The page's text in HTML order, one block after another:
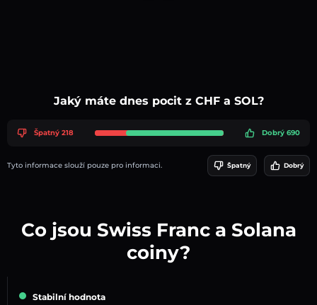
Jaký máte dnes pocit z CHF a SOL?
Špatný 218 Dobrý 690
Tyto informace slouží pouze pro informaci. Špatný Dobrý
Co jsou Swiss Franc a Solana
coiny?
Stabilní hodnota